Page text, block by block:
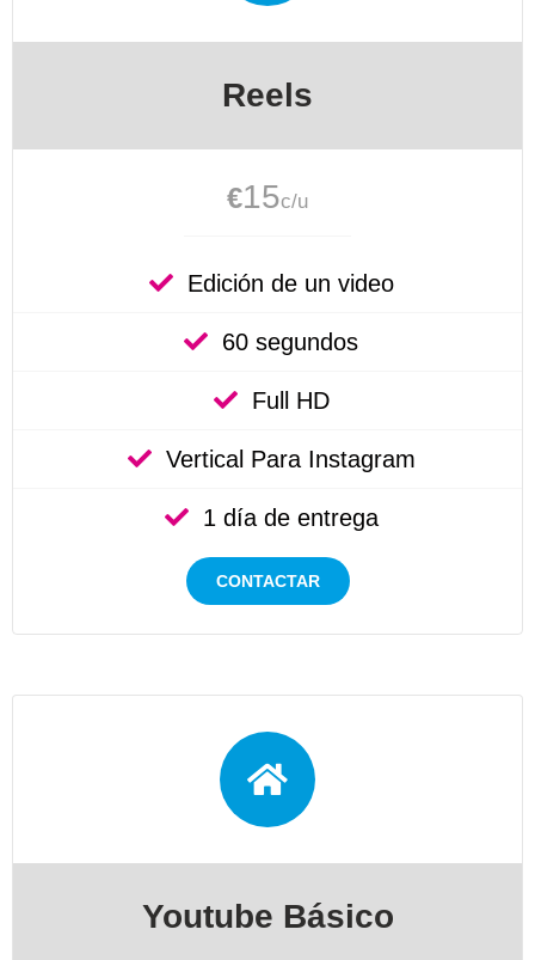
Reels
€15c/u
Edición de un video
60 segundos
Full HD
Vertical Para Instagram
1 día de entrega
CONTACTAR
Youtube Básico